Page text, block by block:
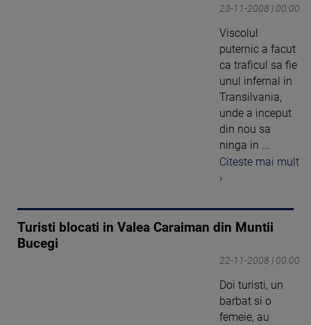
23-11-2008 | 00:00
Viscolul
puternic a facut
ca traficul sa fie
unul infernal in
Transilvania,
unde a inceput
din nou sa
ninga in ...
Citeste mai mult
›
Turisti blocati in Valea Caraiman din Muntii
Bucegi
22-11-2008 | 00:00
Doi turisti, un
barbat si o
femeie, au